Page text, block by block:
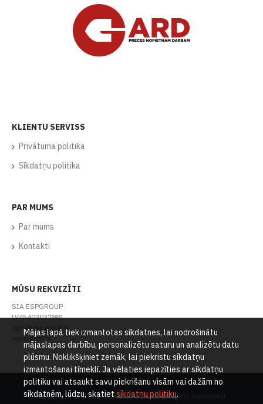
KLIENTU SERVISS
Privātuma politika
Sīkdatņu politika
PAR MUMS
Par mums
Kontakti
MŪSU REKVIZĪTI
SIA ESPGROUP
LV45403037881
ugis@espgroup.lv
www.gard.lv
Copyright © 2021, SIA Esp Group, All Rights Reserved
Mājas lapā tiek izmantotas sīkdatnes, lai nodrošinātu
mājaslapas darbību, personalizētu saturu un analizētu datu
plūsmu. Noklikšķiniet zemāk, lai piekristu sīkdatņu
izmantošanai tīmeklī. Ja vēlaties iepazīties ar sīkdatņu
politiku vai atsaukt savu piekrišanu visām vai dažām no
sīkdatnēm, lūdzu, skatiet sīkdatņu politiku.